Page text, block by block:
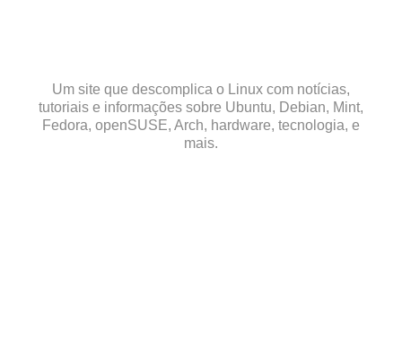
Um site que descomplica o Linux com notícias,
tutoriais e informações sobre Ubuntu, Debian, Mint,
Fedora, openSUSE, Arch, hardware, tecnologia, e
mais.